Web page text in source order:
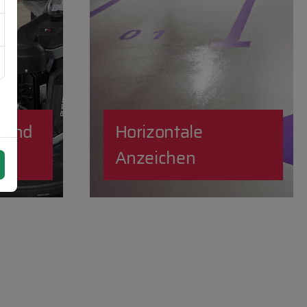
Horizontale
Anzeichen